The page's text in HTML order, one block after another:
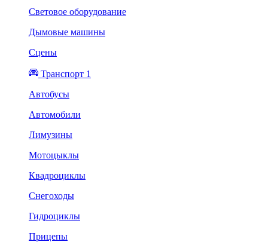
Световое оборудование
Дымовые машины
Сцены
Транспорт 1
Автобусы
Автомобили
Лимузины
Мотоцыклы
Квадроциклы
Снегоходы
Гидроциклы
Прицепы